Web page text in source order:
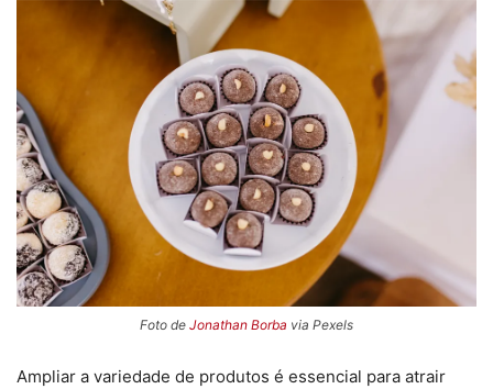
Foto de Jonathan Borba via Pexels
Ampliar a variedade de produtos é essencial para atrair